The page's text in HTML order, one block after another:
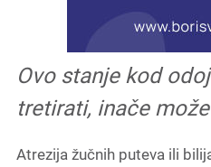
Ovo stanje kod
tretirati, inače
Atrezija žučnih puteva ili